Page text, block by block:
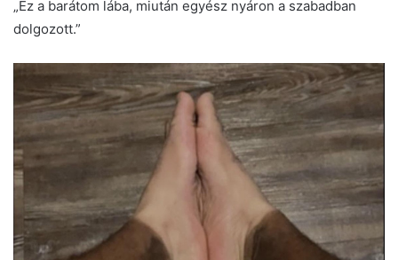
„Ez a barátom lába, miután egyész nyáron a szabadban
dolgozott.”